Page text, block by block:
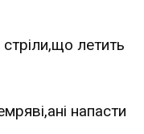
стріли,що летить
напасти